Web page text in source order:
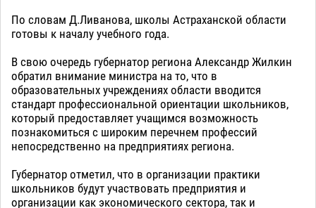
По словам Д.Ливанова, школы Астраханской области
готовы к началу учебного года.
В свою очередь губернатор региона Александр Жилкин
обратил внимание министра на то, что в
образовательных учреждениях области вводится
стандарт профессиональной ориентации школьников,
который предоставляет учащимся возможность
познакомиться с широким перечнем профессий
непосредственно на предприятиях региона.
Губернатор отметил, что в организации практики
школьников будут участвовать предприятия и
организации как экономического сектора, так и